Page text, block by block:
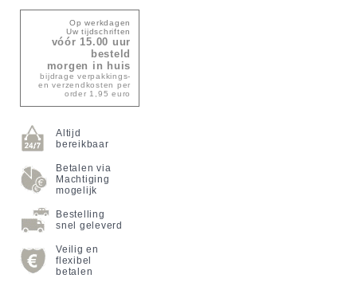
Op werkdagen
Uw tijdschriften
vóór 15.00 uur
besteld
morgen in huis
bijdrage verpakkings-
en verzendkosten per
order 1,95 euro
Altijd
bereikbaar
Betalen via
Machtiging
mogelijk
Bestelling
snel geleverd
Veilig en
flexibel
betalen